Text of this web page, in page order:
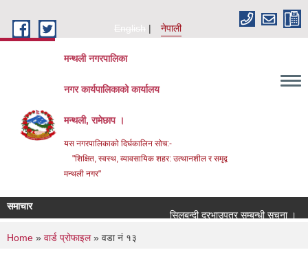
English
नेपाली
मन्थली नगरपालिका
नगर कार्यपालिकाको कार्यालय
मन्थली, रामेछाप ।
यस नगरपालिकाको दिर्घकालिन सोच:-
"शिक्षित, स्वस्थ, व्यावसायिक शहर: उत्थानशील र समृद्व
मन्थली नगर"
समाचार
सिलबन्दी दरभाउपत्र सम्बन्धी सूचना ।
You are here
Home » वार्ड प्रोफाइल» वडा नं १३